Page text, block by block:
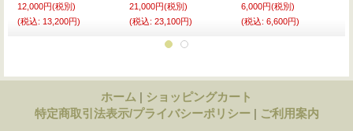
12,000円(税別)
(税込: 13,200円)
21,000円(税別)
(税込: 23,100円)
6,000円(税別)
(税込: 6,600円)
ホーム | ショッピングカート
特定商取引法表示/プライバシーポリシー | ご利用案内